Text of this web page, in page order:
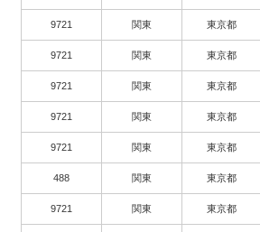
9721 関東 東京都
9721 関東 東京都
9721 関東 東京都
9721 関東 東京都
9721 関東 東京都
488 関東 東京都
9721 関東 東京都